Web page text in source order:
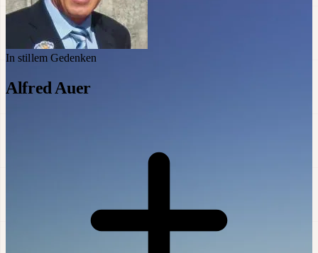
In stillem Gedenken
Alfred Auer